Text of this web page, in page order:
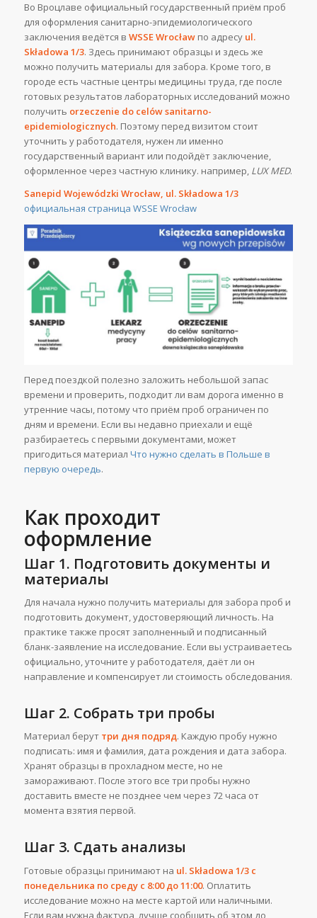
Во Вроцлаве официальный государственный приём проб
для оформления санитарно-эпидемиологического
заключения ведётся в WSSE Wrocławпо адресу ul.
Składowa 1/3. Здесь принимают образцы и здесь же
можно получить материалы для забора. Кроме того, в
городе есть частные центры медицины труда, где после
готовых результатов лабораторных исследований можно
получить orzeczenie do celów sanitarno-
epidemiologicznych. Поэтому перед визитом стоит
уточнить у работодателя, нужен ли именно
государственный вариант или подойдёт заключение,
оформленное через частную клинику. например, LUX MED.
Sanepid Wojewódzki Wrocław, ul. Składowa 1/3
официальная страница WSSE Wrocław
Перед поездкой полезно заложить небольшой запас
времени и проверить, подходит ли вам дорога именно в
утренние часы, потому что приём проб ограничен по
дням и времени. Если вы недавно приехали и ещё
разбираетесь с первыми документами, может
пригодиться материал Что нужно сделать в Польше в
первую очередь.
Как проходит
оформление
Шаг 1. Подготовить документы и
материалы
Для начала нужно получить материалы для забора проб и
подготовить документ, удостоверяющий личность. На
практике также просят заполненный и подписанный
бланк-заявление на исследование. Если вы устраиваетесь
официально, уточните у работодателя, даёт ли он
направление и компенсирует ли стоимость обследования.
Шаг 2. Собрать три пробы
Материал берут три дня подряд. Каждую пробу нужно
подписать: имя и фамилия, дата рождения и дата забора.
Хранят образцы в прохладном месте, но не
замораживают. После этого все три пробы нужно
доставить вместе не позднее чем через 72 часа от
момента взятия первой.
Шаг 3. Сдать анализы
Готовые образцы принимают на ul. Składowa 1/3 с
понедельника по среду с 8:00 до 11:00. Оплатить
исследование можно на месте картой или наличными.
Если вам нужна фактура, лучше сообщить об этом до